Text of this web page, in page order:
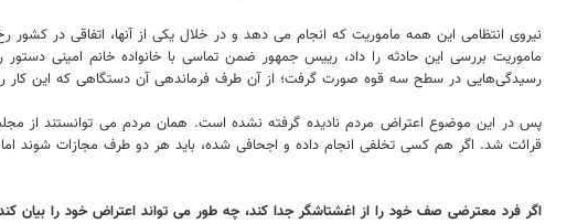
نیروی انتظامی این همه ماموریت که انجام می دهد و در خلال یکی از آنها، اتفاقی در
ماموریت بررسی این حادثه را داد، رییس جمهور ضمن تماسی با خانواده خانم امینی
رسیدگی‌هایی در سطح سه قوه صورت گرفت؛ از آن طرف فرماندهی آن دستگاهی که این کار
پس در این موضوع اعتراض مردم نادیده گرفته نشده است. همان مردم می توانستند از
قرائت شد. اگر هم کسی تخلفی انجام داده و اجحافی شده، باید هر دو طرف مجازات شوند
اگر فرد معترضی صف خود را از اغشتاشگر جدا کند، چه طور می تواند اعتراض خود را بیان